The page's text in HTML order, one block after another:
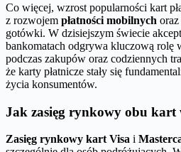
Co więcej, wzrost popularności kart
z rozwojem płatności mobilnych
gotówki. W dzisiejszym świecie
bankomatach odgrywa kluczową rolę
podczas zakupów oraz codziennych
że karty płatnicze stały się
życia konsumentów.
Jak zasięg rynkowy obu kart
Zasięg rynkowy kart Visa i